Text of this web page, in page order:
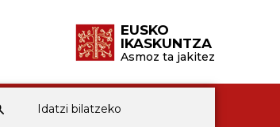
EUSKO
IKASKUNTZA
Asmoz ta jakitez